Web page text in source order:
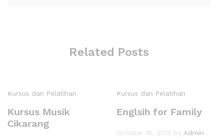
Related Posts
Kursus dan Pelatihan
Kursus Musik
Cikarang
Kursus dan Pelatihan
Englsih for Family
October 16, 2015 by Admin